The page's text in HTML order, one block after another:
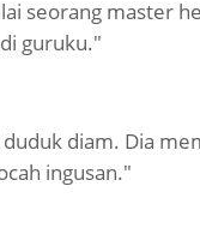
seorang master
guruku."
diam. Dia
ingusan."